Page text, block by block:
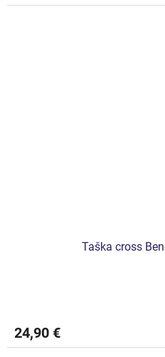
Taška cross
24,90 €